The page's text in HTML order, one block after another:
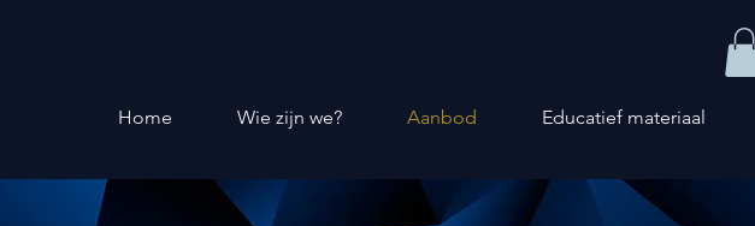
Home Wie zijn we? Aanbod Educatief materiaal